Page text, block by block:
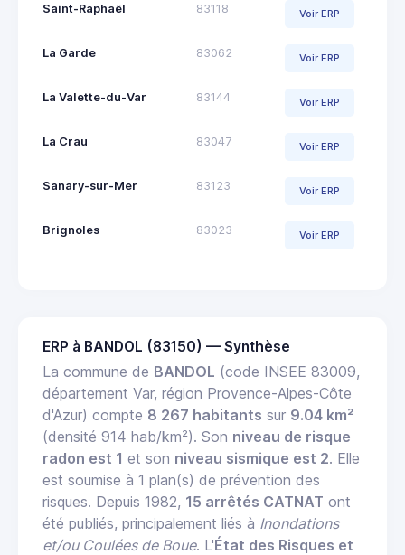
Saint-Raphaël 83118 Voir ERP
La Garde 83062 Voir ERP
La Valette-du-Var 83144 Voir ERP
La Crau 83047 Voir ERP
Sanary-sur-Mer 83123 Voir ERP
Brignoles 83023 Voir ERP
ERP à BANDOL (83150) — Synthèse
La commune de BANDOL (code INSEE 83009,
département Var, région Provence-Alpes-Côte
d'Azur) compte 8 267 habitants sur 9.04 km²
(densité 914 hab/km²). Son niveau de risque
radon est 1 et son niveau sismique est 2. Elle
est soumise à 1 plan(s) de prévention des
risques. Depuis 1982, 15 arrêtés CATNAT ont
été publiés, principalement liés à Inondations
et/ou Coulées de Boue. L'État des Risques et